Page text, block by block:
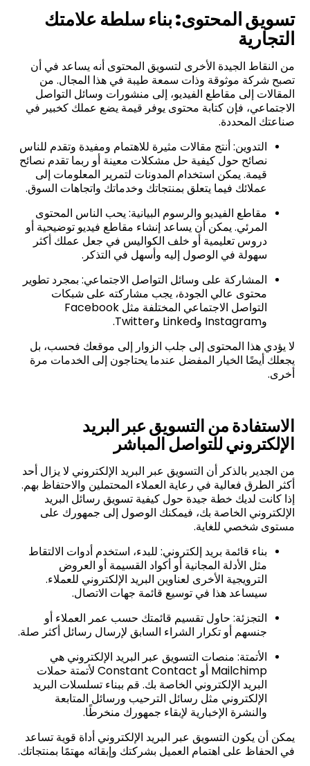
تسويق المحتوى: بناء سلطة علامتك
التجارية
من النقاط الجيدة الأخرى لتسويق المحتوى أنه يساعد في أن
تصبح شركة موثوقة وذات سمعة طيبة في هذا المجال. من
المقالات إلى مقاطع الفيديو، إلى منشورات وسائل التواصل
الاجتماعي، فإن كتابة محتوى يوفر قيمة يضع عملك كخبير في
صناعتك المحددة.
التدوين: أنتج مقالات مثيرة للاهتمام ومفيدة وتقدم للناس
نصائح حول كيفية حل مشكلات معينة أو ربما تقدم نصائح
قيمة. يمكن استخدام المدونات لتمرير المعلومات إلى
عملائك فيما يتعلق بمنتجاتك وخدماتك واتجاهات السوق.
مقاطع الفيديو والرسوم البيانية: يحب الناس المحتوى
المرئي. يمكن أن يساعد إنشاء مقاطع فيديو توضيحية أو
دروس تعليمية أو خلف الكواليس في جعل عملك أكثر
سهولة في الوصول إليه وأسهل في التذكر.
المشاركة على وسائل التواصل الاجتماعي: بمجرد تطوير
محتوى عالي الجودة، يجب مشاركته على شبكات
التواصل الاجتماعي المختلفة مثل Facebook
وInstagram وLinked وTwitter.
لا يؤدي هذا المحتوى إلى جلب الزوار إلى موقعك فحسب، بل
يجعلك أيضًا الخيار المفضل عندما يحتاجون إلى الخدمات مرة
أخرى.
الاستفادة من التسويق عبر البريد
الإلكتروني للتواصل المباشر
من الجدير بالذكر أن التسويق عبر البريد الإلكتروني لا يزال أحد
أكثر الطرق فعالية في رعاية العملاء المحتملين والاحتفاظ بهم.
إذا كانت لديك خطة جيدة حول كيفية تسويق رسائل البريد
الإلكتروني الخاصة بك، فيمكنك الوصول إلى جمهورك على
مستوى شخصي للغاية.
بناء قائمة بريد إلكتروني: للبدء، استخدم أدوات الالتقاط
مثل الأدلة المجانية أو أكواد القسيمة أو العروض
الترويجية الأخرى لعناوين البريد الإلكتروني للعملاء.
سيساعد هذا في توسيع قائمة جهات الاتصال.
التجزئة: حاول تقسيم قائمتك حسب عمر العملاء أو
جنسهم أو تكرار الشراء السابق لإرسال رسائل أكثر صلة.
الأتمتة: منصات التسويق عبر البريد الإلكتروني هي
Mailchimp أو Constant Contact لأتمتة حملات
البريد الإلكتروني الخاصة بك. قم ببناء تسلسلات البريد
الإلكتروني مثل رسائل الترحيب ورسائل المتابعة
والنشرة الإخبارية لإبقاء جمهورك منخرطًا.
يمكن أن يكون التسويق عبر البريد الإلكتروني أداة قوية تساعد
في الحفاظ على اهتمام العميل بشركتك وإبقائه مهتمًا بمنتجاتك.